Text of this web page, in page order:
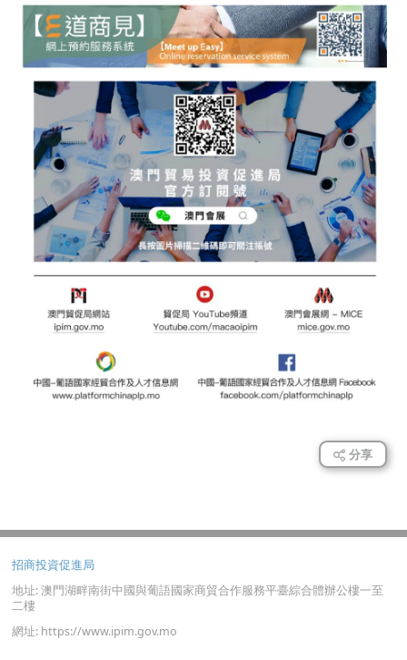
分享
招商投資促進局
地址: 澳門湖畔南街中國與葡語國家商貿合作服務平臺綜合體辦公樓一至
二樓
網址: https://www.ipim.gov.mo